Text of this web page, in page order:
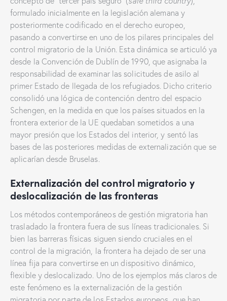
formulado inicialmente en la legislación alemana y
posteriormente codificado en el derecho europeo,
pasando a convertirse en uno de los pilares principales del
control migratorio de la Unión. Esta dinámica se articuló ya
desde la Convención de Dublín de 1990, que asignaba la
responsabilidad de examinar las solicitudes de asilo al
primer Estado de llegada de los refugiados. Dicho criterio
consolidó una lógica de contención dentro del espacio
Schengen, en la medida en que los países situados en la
frontera exterior de la UE quedaban sometidos a una
mayor presión que los Estados del interior, y sentó las
bases de las posteriores medidas de externalización que se
aplicarían desde Bruselas.
Externalización del control migratorio y
deslocalización de las fronteras
Los métodos contemporáneos de gestión migratoria han
trasladado la frontera fuera de sus líneas tradicionales. Si
bien las barreras físicas siguen siendo cruciales en el
control de la migración, la frontera ha dejado de ser una
línea fija para convertirse en un dispositivo dinámico,
flexible y deslocalizado. Uno de los ejemplos más claros de
este fenómeno es la externalización de la gestión